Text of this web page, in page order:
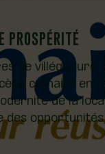
PROSPÉRITÉ
de villégiature
culinaire en
de la